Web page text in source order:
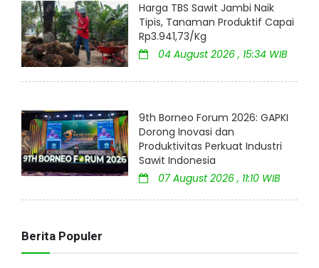
Harga TBS Sawit Jambi Naik
Tipis, Tanaman Produktif Capai
Rp3.941,73/Kg
04 August 2026 , 15:34 WIB
9th Borneo Forum 2026: GAPKI
Dorong Inovasi dan
Produktivitas Perkuat Industri
Sawit Indonesia
07 August 2026 , 11:10 WIB
Berita Populer